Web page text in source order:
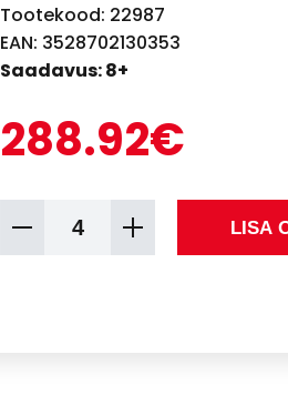
Tootekood: 22987
EAN: 3528702130353
Saadavus: 8+
288.92€
LISA